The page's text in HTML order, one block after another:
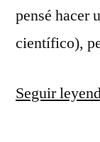
pensé hacer
científico),
Seguir